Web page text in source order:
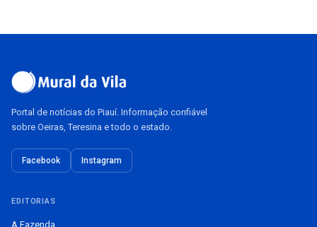
Portal de notícias do Piauí. Informação confiável
sobre Oeiras, Teresina e todo o estado.
Facebook Instagram
EDITORIAS
A Fazenda